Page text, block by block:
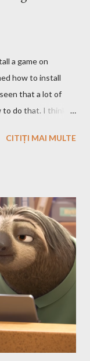
a game on
how to install
that a lot of
do that. I think
it also in Linux,
to download
the game you
in a *.bz2 file you
Terminal this,
the iso file is:
/mnt/fakecd ...
CITIȚI MAI MULTE